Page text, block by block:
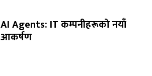
AI Agents: IT कम्पनीहरूको नयाँ
आकर्षण